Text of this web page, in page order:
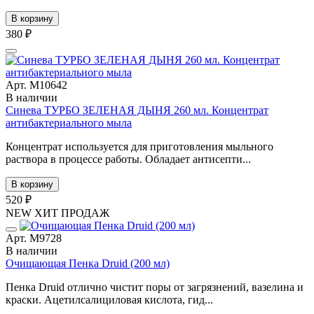
В корзину
380 ₽
Арт. М10642
В наличии
Синева ТУРБО ЗЕЛЕНАЯ ДЫНЯ 260 мл. Концентрат
антибактериального мыла
Концентрат используется для приготовления мыльного
раствора в процессе работы. Обладает антисепти...
В корзину
520 ₽
NEW ХИТ ПРОДАЖ
Арт. М9728
В наличии
Очищающая Пенка Druid (200 мл)
Пенка Druid отлично чистит поры от загрязнений, вазелина и
краски. Ацетилсалициловая кислота, гид...